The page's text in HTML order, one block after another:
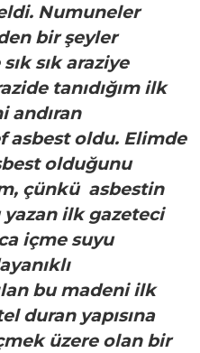
Numuneler
bir şeyler
sık araziye
tanıdığım ilk
andıran
asbest oldu. Elimde
olduğunu
çünkü asbestin
ilk gazeteci
içme suyu
bu madeni ilk
duran yapısına
üzere olan bir